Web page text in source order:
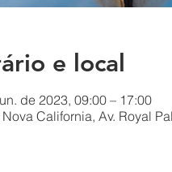
e local
de 2023, 09:00 – 17:00
California, Av. Royal